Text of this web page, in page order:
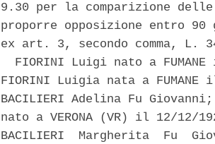
9.30 per la comparizione
proporre opposizione entro
ex art. 3, secondo comma, L.
FIORINI Luigi nato a FUMANE
FIORINI Luigia nata a FUMANE
BACILIERI Adelina Fu Giovanni;
nato a VERONA (VR) il 12/12/
BACILIERI  Margherita  Fu